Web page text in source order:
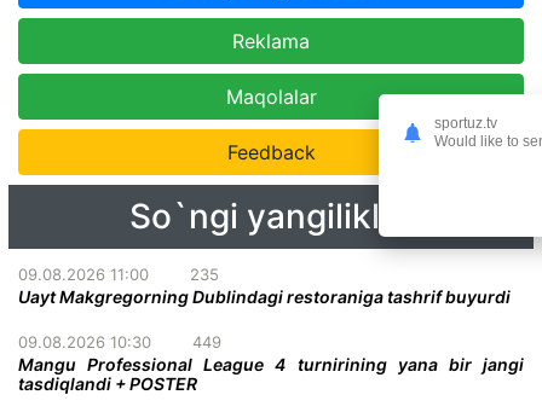
Reklama
Maqolalar
Feedback
So`ngi yangiliklar
09.08.2026 11:00 235
Uayt Makgregorning Dublindagi restoraniga tashrif buyurdi
09.08.2026 10:30 449
Mangu Professional League 4 turnirining yana bir jangi
tasdiqlandi + POSTER
sportuz.tv
Would like to